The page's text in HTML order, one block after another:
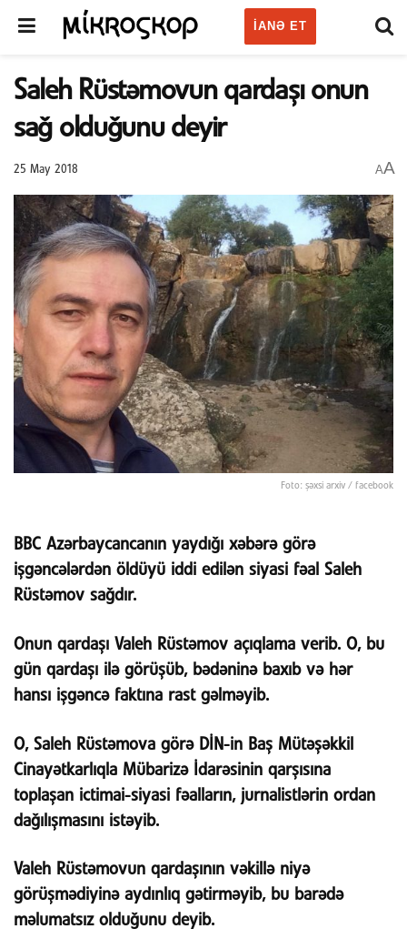
IANƏ ET
Saleh Rüstəmovun qardaşı onun
sağ olduğunu deyir
25 May 2018 AA
Foto: şəxsi arxiv / facebook
BBC Azərbaycancanın yaydığı xəbərə görə
işgəncələrdən öldüyü iddi edilən siyasi fəal Saleh
Rüstəmov sağdır.
Onun qardaşı Valeh Rüstəmov açıqlama verib. O, bu
gün qardaşı ilə görüşüb, bədəninə baxıb və hər
hansı işgəncə faktına rast gəlməyib.
O, Saleh Rüstəmova görə DİN-in Baş Mütəşəkkil
Cinayətkarlıqla Mübarizə İdarəsinin qarşısına
toplaşan ictimai-siyasi fəalların, jurnalistlərin ordan
dağılışmasını istəyib.
Valeh Rüstəmovun qardaşının vəkillə niyə
görüşmədiyinə aydınlıq gətirməyib, bu barədə
məlumatsız olduğunu deyib.